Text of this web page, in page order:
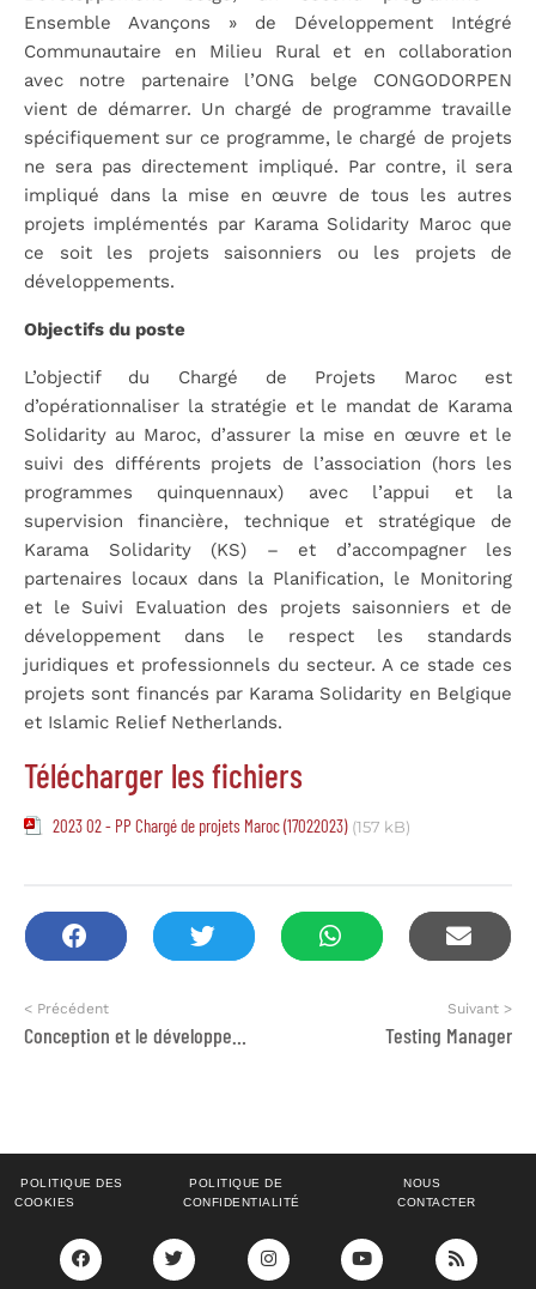
Ensemble Avançons » de Développement Intégré
Communautaire en Milieu Rural et en collaboration
avec notre partenaire l’ONG belge CONGODORPEN
vient de démarrer. Un chargé de programme travaille
spécifiquement sur ce programme, le chargé de projets
ne sera pas directement impliqué. Par contre, il sera
impliqué dans la mise en œuvre de tous les autres
projets implémentés par Karama Solidarity Maroc que
ce soit les projets saisonniers ou les projets de
développements.
Objectifs du poste
L’objectif du Chargé de Projets Maroc est
d’opérationnaliser la stratégie et le mandat de Karama
Solidarity au Maroc, d’assurer la mise en œuvre et le
suivi des différents projets de l’association (hors les
programmes quinquennaux) avec l’appui et la
supervision financière, technique et stratégique de
Karama Solidarity (KS) – et d’accompagner les
partenaires locaux dans la Planification, le Monitoring
et le Suivi Evaluation des projets saisonniers et de
développement dans le respect les standards
juridiques et professionnels du secteur. A ce stade ces
projets sont financés par Karama Solidarity en Belgique
et Islamic Relief Netherlands.
Télécharger les fichiers
2023 02 - PP Chargé de projets Maroc (17022023) (157 kB)
< Précédent Suivant >
Testing Manager
POLITIQUE DES
COOKIES
POLITIQUE DE
CONFIDENTIALITÉ
NOUS
CONTACTER